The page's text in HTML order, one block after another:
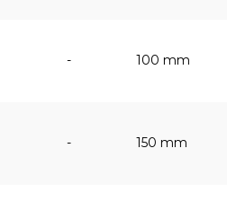
- 100 mm
- 150 mm